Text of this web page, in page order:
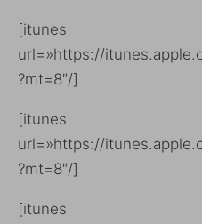
[itunes
url=»https://
?mt=8″/]
[itunes
url=»https://
?mt=8″/]
[itunes